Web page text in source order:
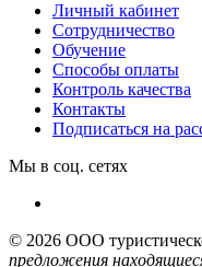
Личный кабинет
Сотрудничество
Обучение
Способы оплаты
Контроль качества
Контакты
Подписаться на
Мы в соц. сетях
© 2026 ООО
предложения